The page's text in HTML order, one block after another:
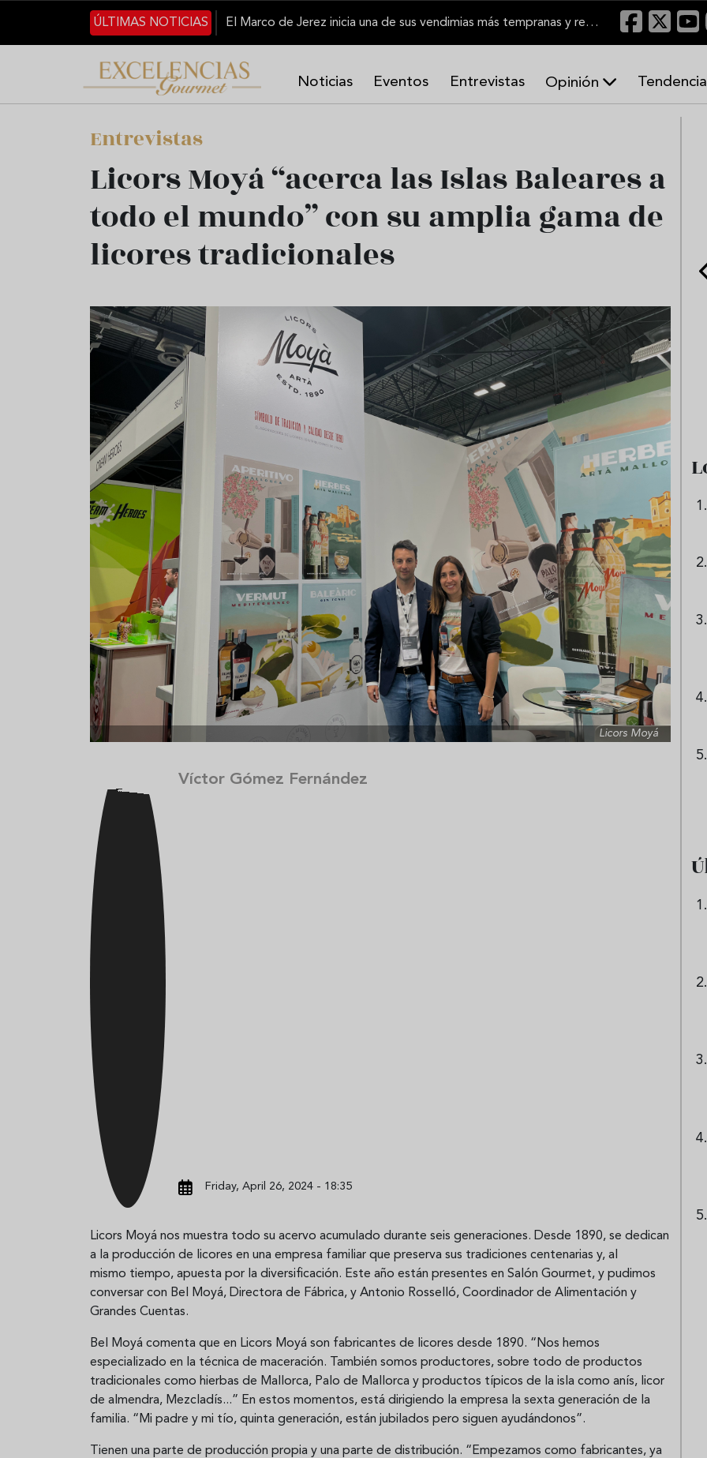
Skip to main content
ÚLTIMAS NOTICIAS
El Marco de Jerez inicia una de sus vendimias más tempranas y recupera producción
Noticias Eventos Entrevistas Opinión
n
í
s
Entrevistas
Licors Moyá “acerca las Islas Baleares a
todo el mundo” con su amplia gama de
licores tradicionales
Licors Moyá
Víctor Gómez Fernández
Friday, April 26, 2024 - 18:35
Licors Moyá nos muestra todo su acervo acumulado durante seis generaciones. Desde 1890, se dedican
a la producción de licores en una empresa familiar que preserva sus tradiciones centenarias y, al
mismo tiempo, apuesta por la diversificación. Este año están presentes en Salón Gourmet, y pudimos
conversar con Bel Moyá, Directora de Fábrica, y Antonio Rosselló, Coordinador de Alimentación y
Grandes Cuentas.
Bel Moyá comenta que en Licors Moyá son fabricantes de licores desde 1890. “Nos hemos
especializado en la técnica de maceración. También somos productores, sobre todo de productos
tradicionales como hierbas de Mallorca, Palo de Mallorca y productos típicos de la isla como anís, licor
de almendra, Mezcladís...” En estos momentos, está dirigiendo la empresa la sexta generación de la
familia. “Mi padre y mi tío, quinta generación, están jubilados pero siguen ayudándonos”.
Tienen una parte de producción propia y una parte de distribución. “Empezamos como fabricantes, ya
Aceitunas: el aperitivo estrella
Sopa fría de sandía: el plato
que querrás repetir todo el
Cinco cremas frías de verduras
que querrás repetir todo agosto